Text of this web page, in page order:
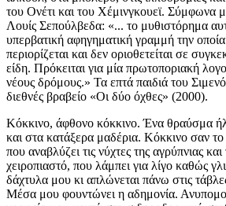
του Ονέτι και του Χέμινγκουεϊ. Σύμφωνα
Λουίς Σεπούλβεδα: «... το μυθιστόρημα
υπερβατική αφηγηματική γραμμή την
περιορίζεται και δεν οριοθετείται σε
είδη. Πρόκειται για μία πρωτοποριακή
νέους δρόμους.» Τα επτά παιδιά του
διεθνές βραβείο «Οι δύο όχθες» (2000).
Κόκκινο, άφθονο κόκκινο. Ένα θραύσμα ήλιου πάνω στην άμμο και στα κατάξερα μαδέρια. Κόκκινο σαν το αίμα από το παρελθόν που αναβλύζει τις νύχτες της αγρύπνιας και των τσιγάρων. Κόκκινο χειροπιαστό, που λάμπει για λίγο καθώς γλιστράει ανάμεσα στα δάχτυλα μου κι απλώνεται πάνω στις τάβλες της ξύλινης πανσιόν. Μέσα μου φουντώνει η αδημονία. Ανυπομονώ να βρεθώ στο γραφείο μου κοντά στο σιδηροδρομικό σταθμό Μαπότσο, με το μεταλλικό μου γραφείο, τα δύο δωματιάκια μου, την κουζίνα με τα ράφια, τα κατσαρόλια και τα βιβλία μου που τα τρώει η σκόνη και η υγρασία, όπως τις αναμνήσεις μου. Έξι μήνες τώρα τα ίδια και τα ίδια. Απεριποίητος, με γένια από τη Δευτέρα ως την Παρασκευή, δουλεύω αδιαμαρτύρητα σ' αυτά τα ξύλινα δωματιάκια για τους παραθεριστές, με αντάλλαγμα λίγα λεφτουδάκια κι ένα μέρος για να κοιμάμαι. Η θάλασσα συνεχίζει το γνωστό της παιχνίδι, μαύρη κι άραχλη από τις βρομιές που έχει πετάξει ο κόσμος στην ακτή. Ο άνθρωπος πρέπει ν' αφήσει παντού τα χνάρια του, γι' αυτό καταστρέφει τα δάση, μετατρέπει τα ψάρια σε άλευρα και πετάει τα σκουπίδια του όπου του καπνίσει. Οι άνθρωποι λιγόστεψαν και το νερό και τον αέρα. Η θάλασσα αυτή μου φέρνει στο νου την πόλη και μέσα στην πόλη βλέπω την Γκρισέτα. Είπε πως μ' αγάπησε μα έφυγε. Δεν ήταν αρκετή η απογοήτευση της από τη ζωή ώστε να μείνει στο πλάι μου. Χρειαζόταν μεγαλύτερη δόση. Έπρεπε να ονειρευτεί και ν' απογοητευτεί αρκετά ώσπου να παραδεχτεί ότι η ζωή, τουλάχιστον η δική μου ζωή, γυρίζει σαν ρουλέτα που γέρνει μονόπαντα. Βρισκόμουν στο θέρετρο Λας Κρούσες κι έμεναν ακόμα δύο μήνες ώσπου να φτάσουν τα πρώτα κύματα των παραθεριστών. Η ακρογιαλιά, όπως κάθε καλοκαίρι, θα γινόταν κόλαση με τα ιδρωμένα κορμιά, με τα αντηλιακά λάδια, τις ομπρέλες και τους παγωτατζήδες. Τα δωματιάκια βρίσκονταν πεντακόσια μέτρα από το σπίτι του ποιητή Πάρα, ο οποίος, ένα απόγευμα, μου χάρισε μια χαρτοπετσέτα οπού είχε γράψει ένα απόφθεγμα του Μεγάλου Αρχηγού Σιάτλ. «Δεν ύφανε ο άνθρωπος το δίχτυ της ζωής. Είναι απλώς μια κλωστούλα του. Ό,τι κι αν κάνει στο δίχτυ θα το κάνει στον εαυτό του. Ό,τι συμβαίνει τώρα στη γη θα συμβεί και στα παιδιά της.» Ξυπνούσα στις οχτώ το πρωί. Ετοίμαζα τον καφέ μου και τον έπινα κοιτάζοντας τα βράχια που πάνω τους κάθονταν γλάροι και κορμοράνοι. Ύστερα έβγαινα για έναν περίπατο στην ακροθαλασσιά. Μάζευα βότσαλα, μικρά ξερά κλαδάκια, καρβουνάκια, κι όταν ο ήλιος έπιανε να καίει το δέρμα μου κολυμπούσα είκοσι ή τριάντα λεπτά νιώθοντας το χάδι του νερού να γλιστρά απαλά στο κορμί μου, τραβώντας το προς έναν υπόγειο ορίζοντα. Μου άρεσε να κουράζομαι με μεγάλες και γρήγορες απλωτές, κι ύστερα να επιπλέω ανάσκελα, με το πρόσωπο στον ουρανό, νιώθοντας μια άπειρη ελευθερία, με το νερό να με κυκλώνει σαν χάδι ανικανοποίητης ερωμένης. Ύστερα, γυρνούσα πάλι στην αμμουδιά κι όλα ξαναγίνονταν κόκκινα. Το χρώμα της δουλειάς και της οργής στο μονότονο πήγαιν'-έλα του πινέλου, ώσπου πλάκωναν οι σκιές της νύχτας για να κάνουν την επιθεώρηση τους. Ένας πόνος στους ώμους με ειδοποιούσε πως ήταν ώρα να σταματήσω τη δουλειά και να πάω σ' ένα ταβερνάκι, στην ακτή Λας Καδένας. Έπινα το κρασάκι μου χωρίς βιάση, τραγουδώντας από μέσα μου ένα τραγούδι του Λέο Νταν που το 'λεγα στο ορφανοτροφείο, όπου έζησα ως τα δεκατέσσερα μου. Η Γκρισέτα, το κορίτσι που πριν από καιρό είχε έρθει στο γραφείο μου, ήταν κάτι περισσότερο από απλή ανάμνηση. Τα βράδια τη φανταζόμουν στην αγκαλιά μου, ώσπου η νύστα με κατέβαλλε και μπορούσα να νιώσω την ικανοποίηση πως επέζησα μία μέρα ακόμα. Η αισιοδοξία της, το χαμόγελο της, η φρεσκάδα των ονείρων της με είχαν λυγίσει. Είναι ωραίο να παραδίνεσαι και να πιστεύεις. Όμως, ήταν πολύ πρόωρη κι άξαφνη η φυγή της. Ένα άνοστο ξημέρωμα, αφού κάναμε έρωτα, ανάψαμε τσιγάρα και τη συνόδεψα ως το σταθμό των λεωφορείων. Η συνέχεια είναι η γνώριμη θλίψη, οι επαναλαμβανόμενοι μονόλογοι μου, η απόφαση να σταματήσω τη δουλειά και να επιστρέψω στη γειτονιά μου με τα παλιά, πιστά σπίτια, σαν το γάτο μου, το Σιμενόν που μ' έβλεπε να δουλεύω εκείνο το απόγευμα, πλαγιασμένος δίπλα στα κουτιά με την μπογιά. «Έναν τενεκέ ακόμα και τέρμα» τον άκουσα να λέει. Παρατήρησα το λευκό του τρίχωμα και τα πράσινα μάτια του, απ' όπου μου φάνηκε πως γλιστρούσε ένα δάκρυ. «Ίσα ίσα για να είμαι συνεπής στις υποχρεώσεις μου, να πληρωθώ και θα γυρίσουμε στο Σαντιάγο. Εσύ στις στέγες σου κι εγώ στις δικές μου.» Δεν είχα και πολλά να πω στον Γαρίδο, τον ιδιοκτήτη της πανσιόν. Του είχα ήδη δώσει τις εξηγήσεις μου. Περίμενα να ελέγξει τη δουλειά μου και να με πληρώσει τα δέοντα. Ενώ τον κοίταζα, έβγαλα από την τσέπη μου το τέταρτο τσιγάρο της τελευταίας μισής ώρας. Ο Γαρίδο δεν ήταν πάνω από ένα πενήντα ύψος. Φαλακρός, με μάτια σχιστά σαν κινέζου, περπατούσε στητός με το χαρακτηριστικό βάδισμα που κάνουν οι κοντοί, ή όσοι έφαγαν κάμποσα χρονάκια σε στρατώνες, στην τρεχάλα σαν τα μουλάρια από ήλιο σε ήλιο, ζώντας με την ανυπόφορη αγωνία αν γυαλίζουν αρκετά οι μπότες τους. Πήγε σ' όλα τα δωμάτια, άγγιξε τους τοίχους να δει αν στέγνωσε η μπογιά, και τελικά στάθηκε πλάι μου. Χαμογέλασε ανόρεχτα κι έβγαλε ένα φάκελο από το βαλιτσάκι του. «Καλό φαίνεται» είπε. «Και τα δωμάτια και τα παράθυρα. Το πιο ζόρικο είναι τα παράθυρα. Έχουν πολλές λεπτομέρειες και χρειάζεται να έχεις χέρι και υπομονή.» «Δε νομίζεις πως είναι ώρα να με πληρώσεις, επιτέλους;» τον έκοψα. Δεν είχα καμία όρεξη να βυθιστώ σε στοχασμούς σχετικά με την τέχνη του μπογιατζή. Τα νύχια μου, που ήταν βαμμένα κόκκινα, έφταναν και περίσσευαν για να μου θυμίζουν για πολλές μέρες ακόμη το μέρος όπου είχα περάσει τους τελευταίους έξι μήνες. «Με στεναχωρεί η παραίτησή σου. Είχα βασιστεί σ' εσένα για όλη τη σεζόν. Τώρα θα πρέπει να ψάξω να βρω άλλον υπάλληλο.» «Το πόστο είναι λίαν ελκυστικό: διευθυντής σε θερινή πανσιόν. Εύκολα θα βρεις κάποιο κορόιδο.» Ο Γαρίδο χαμογέλασε άκεφα, κοίταξε τον φάκελο που βαστούσε στο αριστερό του χέρι και μου τον έδωσε. «Διακόσιες χιλιάδες» είπε. «Είχαμε συμφωνήσει τα διπλά.» «Παραιτήθηκες πρόωρα, κι έτσι χάνεις ένα μέρος απ' όσα δικαιούσαι. Είναι μέσα στους όρους του συμφωνητικού.» «Και δεν έχω σε ποιον να διαμαρτυρηθώ. Σωστά;» «Μάζεψε τα πράγματα σου. Εγώ σε χαιρετώ» είπε γρήγορα για να μην αφήσει περιθώρια γι' άλλη συζήτηση. Σ' άλλη εποχή θα του τσαλάκωνα τη μούρη, μα είχα καταφύγει στην παραλία για να ξεφύγω από τη βία. Είχα σιχαθεί τον πόνο κι είχα βαρεθεί να προσπαθώ ν' αλλάξω την πορεία των πραγμάτων. Ήμουν απαυδισμένος από την πάλη με τη βρομιά, γιατί αυτοί που κερδίζουν στο τέλος, παίρνουν πάντα και το μαχαίρι και το πεπόνι. Είχα κουραστεί, μα ταυτόχρονα δεν μπορούσα ν' αντέξω άλλη κοροϊδία. Ακόμα και στα προσωπικά μου, στον τρυφερό και γλυκό έρωτα, είχα παίξει άσχημα κι έχασα. Γι' αυτό, ενόσω άκουγα τον